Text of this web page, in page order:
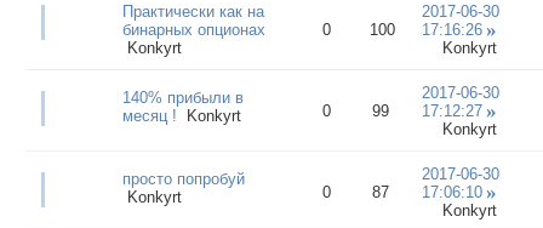
Практически как на
бинарных опционах
Konkyrt
0 100
2017-06-30
17:16:26
Konkyrt
140% прибыли в
месяц !
Konkyrt 0 99
2017-06-30
17:12:27
Konkyrt
просто попробуй
Konkyrt
0 87
2017-06-30
17:06:10
Konkyrt